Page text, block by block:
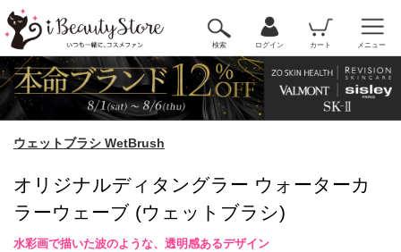
検索 ログイン カート メニュー
ウェットブラシ WetBrush
オリジナルディタングラー ウォーターカ
ラーウェーブ (ウェットブラシ)
水彩画で描いた波のような、透明感あるデザイン